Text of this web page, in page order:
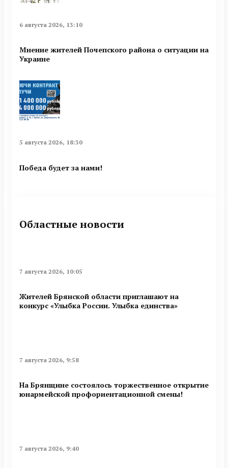
6 августа 2026, 13:10
Мнение жителей Почепского района о ситуации на
Украине
5 августа 2026, 18:30
Победа будет за нами!
Областные новости
7 августа 2026, 10:05
Жителей Брянской области приглашают на
конкурс «Улыбка России. Улыбка единства»
7 августа 2026, 9:58
На Брянщине состоялось торжественное открытие
юнармейской профориентационной смены!
7 августа 2026, 9:40